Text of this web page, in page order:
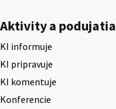
Aktivity a podujatia
KI informuje
KI pripravuje
KI komentuje
Konferencie